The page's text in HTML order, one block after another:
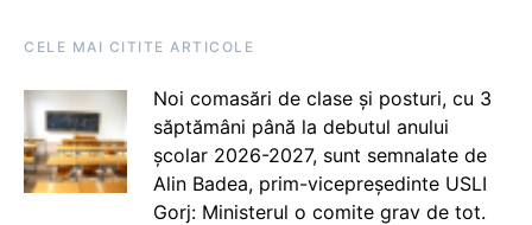
CELE MAI CITITE ARTICOLE
Noi comasări de clase și posturi, cu 3
săptămâni până la debutul anului
școlar 2026-2027, sunt semnalate de
Alin Badea, prim-vicepreședinte USLI
Gorj: Ministerul o comite grav de tot.